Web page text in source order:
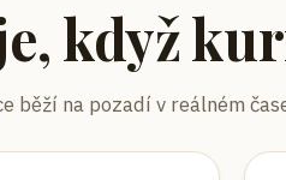
když
běží na pozadí v reálném